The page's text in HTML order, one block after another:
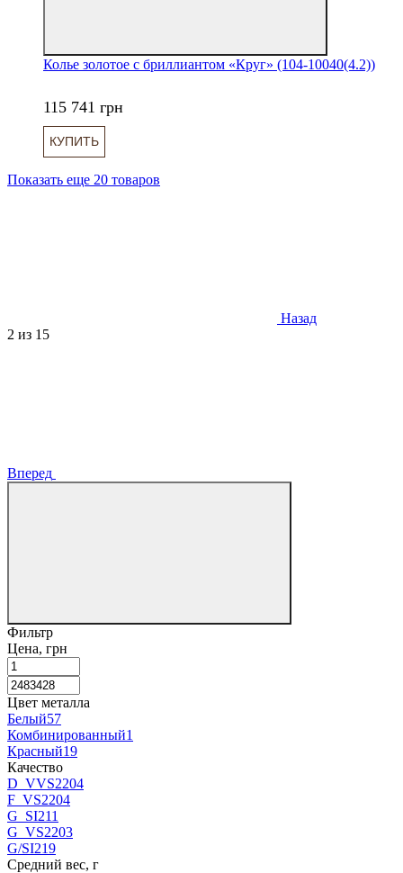
Колье золотое с бриллиантом «Круг» (104-10040(4.2))
115 741 грн
КУПИТЬ
Показать еще 20 товаров
Назад
2 из 15
Вперед
Фильтр
Цена, грн
Цвет металла
Белый57
Комбинированный1
Красный19
Качество
D_VVS2204
F_VS2204
G_SI211
G_VS2203
G/SI219
Средний вес, г